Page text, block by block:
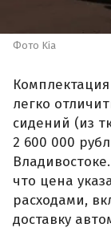
Фото Kia
легко
сидений (из
2 600 000
что цена
расходами,
доставку